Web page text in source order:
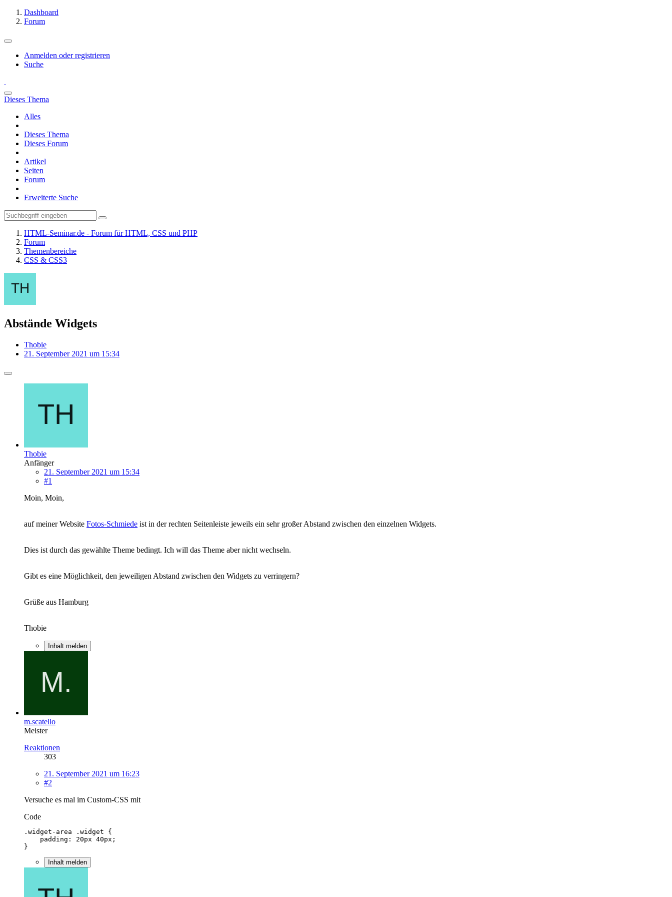
Dashboard
Forum
Anmelden oder registrieren
Suche
Dieses Thema
Alles
Dieses Thema
Dieses Forum
Artikel
Seiten
Forum
Erweiterte Suche
HTML-Seminar.de - Forum für HTML, CSS und PHP
Forum
Themenbereiche
CSS & CSS3
Abstände Widgets
Thobie
21. September 2021 um 15:34
Thobie
Anfänger
21. September 2021 um 15:34
#1
Moin, Moin,
auf meiner Website Fotos-Schmiede ist in der rechten Seitenleiste jeweils ein sehr großer Abstand zwischen den einzelnen Widgets.
Dies ist durch das gewählte Theme bedingt. Ich will das Theme aber nicht wechseln.
Gibt es eine Möglichkeit, den jeweiligen Abstand zwischen den Widgets zu verringern?
Grüße aus Hamburg
Thobie
Inhalt melden
m.scatello
Meister
Reaktionen
303
21. September 2021 um 16:23
#2
Versuche es mal im Custom-CSS mit
Code
}
Inhalt melden